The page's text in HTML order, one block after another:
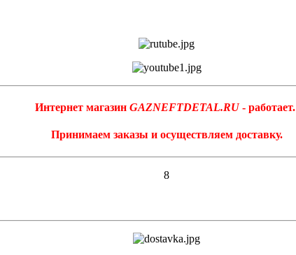
Интернет магазин GAZNEFTDETAL.RU- работает.
Принимаем заказы и осуществляем доставку.
8